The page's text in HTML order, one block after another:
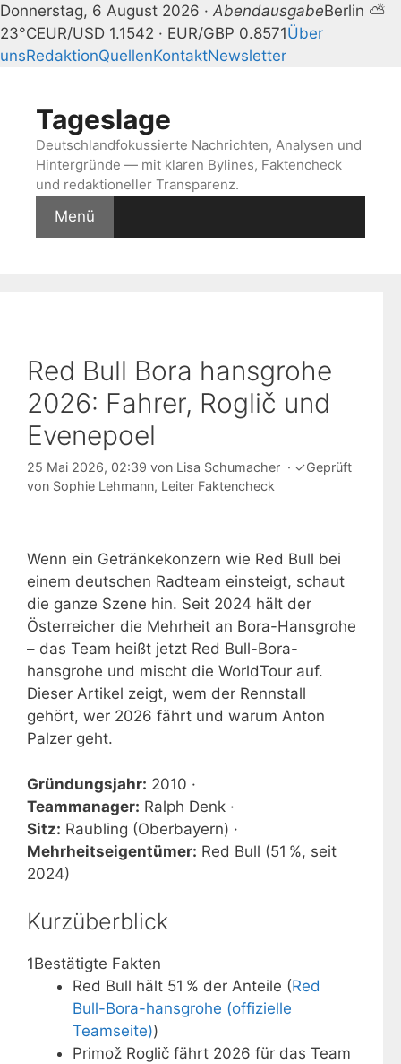
Donnerstag, 6 August 2026 · AbendausgabeBerlin ⛅
23°CEUR/USD 1.1542 · EUR/GBP 0.8571Über
unsRedaktionQuellenKontaktNewsletter
springenTageslage
Deutschlandfokussierte Nachrichten, Analysen und
Hintergründe — mit klaren Bylines, Faktencheck
und redaktioneller Transparenz.
Menü
Red Bull Bora hansgrohe
2026: Fahrer, Roglič und
Evenepoel
25 Mai 2026, 02:39 von Lisa Schumacher · ✓Geprüft
von Sophie Lehmann, Leiter Faktencheck
Wenn ein Getränkekonzern wie Red Bull bei
einem deutschen Radteam einsteigt, schaut
die ganze Szene hin. Seit 2024 hält der
Österreicher die Mehrheit an Bora-Hansgrohe
– das Team heißt jetzt Red Bull-Bora-
hansgrohe und mischt die WorldTour auf.
Dieser Artikel zeigt, wem der Rennstall
gehört, wer 2026 fährt und warum Anton
Palzer geht.
Gründungsjahr: 2010 ·
Teammanager: Ralph Denk ·
Sitz: Raubling (Oberbayern) ·
Mehrheitseigentümer: Red Bull (51 %, seit
2024)
Kurzüberblick
1Bestätigte Fakten
Red Bull hält 51 % der Anteile (Red
Bull-Bora-hansgrohe (offizielle
Teamseite))
Primož Roglič fährt 2026 für das Team